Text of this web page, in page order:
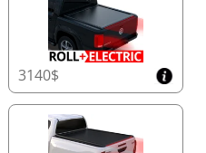
3140$